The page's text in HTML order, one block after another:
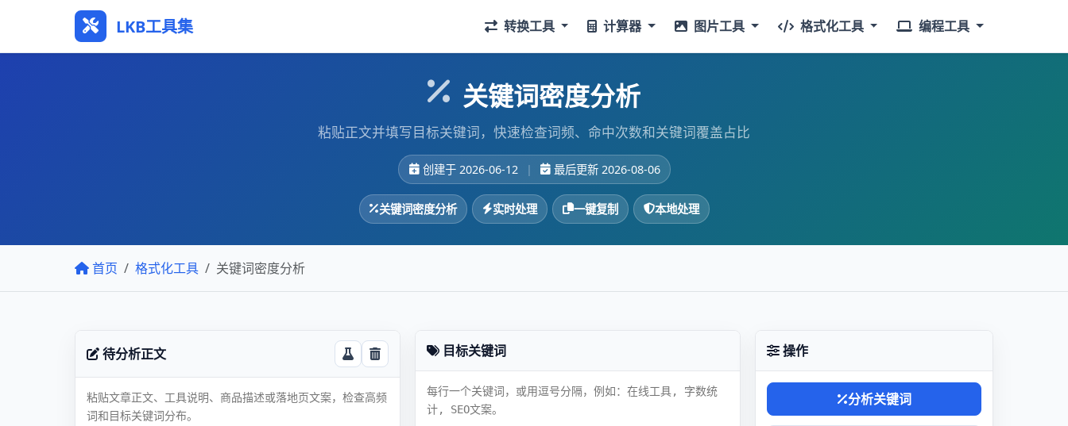
LKB工具集 转换工具 计算器 图片工具 格式化工具 编程工具
关键词密度分析
粘贴正文并填写目标关键词，快速检查词频、命中次数和关键词覆盖占比
创建于 2026-06-12 | 最后更新 2026-08-06
关键词密度分析 实时处理 一键复制 本地处理
首页 格式化工具 关键词密度分析
待分析正文 目标关键词 操作
分析关键词